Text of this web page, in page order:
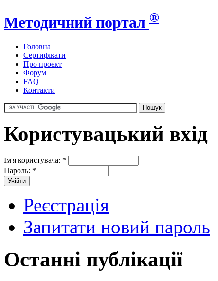
Методичний портал ®
Головна
Сертифікати
Про проект
Форум
FAQ
Контакти
Користувацький вхід
Ім'я користувача: *
Пароль: *
Реєстрація
Запитати новий пароль
Останні публікації